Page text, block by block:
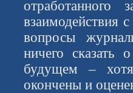
отработанного
взаимодействия
вопросы
ничего сказать
будущем –
окончены и